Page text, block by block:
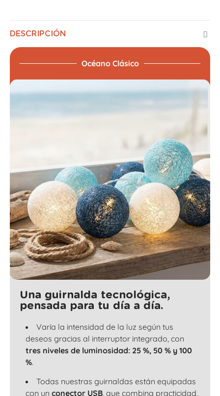
DESCRIPCIÓN
Océano Clásico
Una guirnalda tecnológica,
pensada para tu día a día.
Varía la intensidad de la luz según tus
deseos gracias al interruptor integrado, con
tres niveles de luminosidad: 25 %, 50 % y 100
%.
Todas nuestras guirnaldas están equipadas
con un conector USB, que combina practicidad,